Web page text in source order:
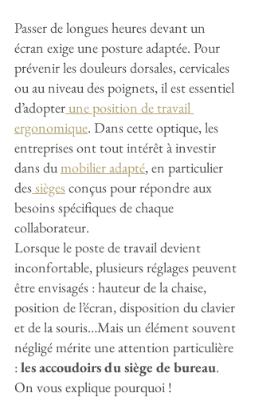
Passer de longues heures devant un
écran exige une posture adaptée. Pour
prévenir les douleurs dorsales, cervicales
ou au niveau des poignets, il est essentiel
d’adopter une position de travail
ergonomique. Dans cette optique, les
entreprises ont tout intérêt à investir
dans du mobilier adapté, en particulier
des sièges conçus pour répondre aux
besoins spécifiques de chaque
collaborateur.
Lorsque le poste de travail devient
inconfortable, plusieurs réglages peuvent
être envisagés : hauteur de la chaise,
position de l’écran, disposition du clavier
et de la souris…Mais un élément souvent
négligé mérite une attention particulière
: les accoudoirs du siège de bureau.
On vous explique pourquoi !